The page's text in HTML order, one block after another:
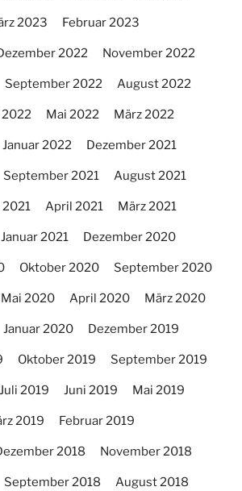
2023 Februar 2023
2022 November 2022
September 2022 August 2022
2022 Mai 2022 März 2022
Januar 2022 Dezember 2021
September 2021 August 2021
2021 April 2021 März 2021
Januar 2021 Dezember 2020
Oktober 2020 September 2020
Mai 2020 April 2020 März 2020
Januar 2020 Dezember 2019
Oktober 2019 September 2019
Juli 2019 Juni 2019 Mai 2019
2019 Februar 2019
2018 November 2018
September 2018 August 2018